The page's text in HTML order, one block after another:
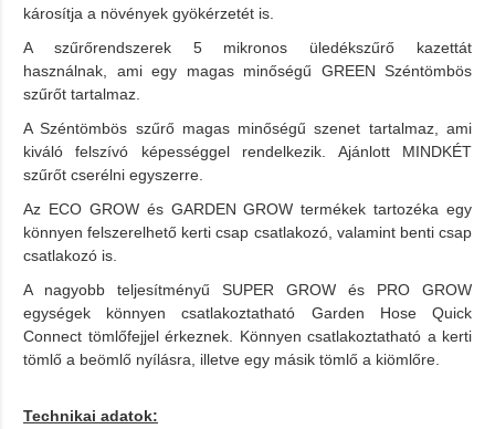
károsítja a növények gyökérzetét is.
A szűrőrendszerek 5 mikronos üledékszűrő kazettát
használnak, ami egy magas minőségű GREEN Széntömbös
szűrőt tartalmaz.
A Széntömbös szűrő magas minőségű szenet tartalmaz, ami
kiváló felszívó képességgel rendelkezik. Ajánlott MINDKÉT
szűrőt cserélni egyszerre.
Az ECO GROW és GARDEN GROW termékek tartozéka egy
könnyen felszerelhető kerti csap csatlakozó, valamint benti csap
csatlakozó is.
A nagyobb teljesítményű SUPER GROW és PRO GROW
egységek könnyen csatlakoztatható Garden Hose Quick
Connect tömlőfejjel érkeznek. Könnyen csatlakoztatható a kerti
tömlő a beömlő nyílásra, illetve egy másik tömlő a kiömlőre.
Technikai adatok: